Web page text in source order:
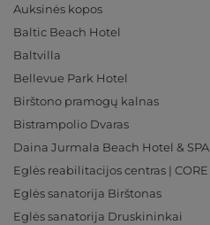
Auksinės kopos
Baltic Beach Hotel
Baltvilla
Bellevue Park Hotel
Birštono pramogų kalnas
Bistrampolio Dvaras
Daina Jurmala Beach Hotel & SPA
Eglės reabilitacijos centras | CORE
Eglės sanatorija Birštonas
Eglės sanatorija Druskininkai